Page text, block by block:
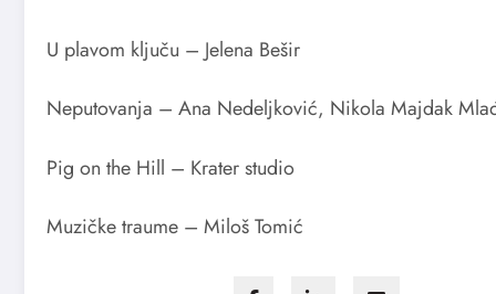
U plavom ključu – Jelena Bešir
Neputovanja – Ana Nedeljković, Nikola Majdak
Pig on the Hill – Krater studio
Muzičke traume – Miloš Tomić